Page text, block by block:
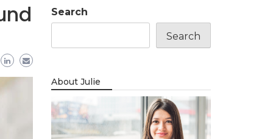
Search
Search
About Julie